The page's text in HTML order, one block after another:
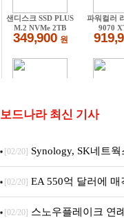
보드나라 최신 기사
[02/20] Synology, SK네트
판매 파트너십 체결
[02/20] EA 550억 달러에
전망
[02/20] 스노우플레이크 연